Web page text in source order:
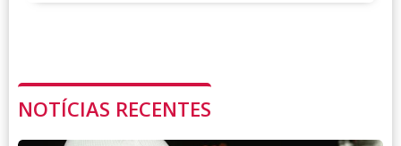
NOTÍCIAS RECENTES